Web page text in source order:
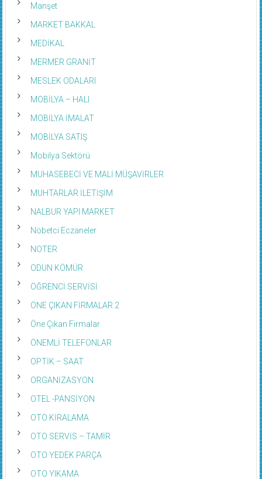
Manşet
MARKET BAKKAL
MEDİKAL
MERMER GRANİT
MESLEK ODALARI
MOBİLYA – HALI
MOBİLYA İMALAT
MOBİLYA SATIŞ
Mobilya Sektörü
MUHASEBECİ VE MALİ MÜŞAVİRLER
MUHTARLAR İLETİŞİM
NALBUR YAPI MARKET
Nöbetci Eczaneler
NOTER
ODUN KÖMÜR
ÖĞRENCİ SERVİSİ
ÖNE ÇIKAN FİRMALAR 2
Öne Çıkan Firmalar
ÖNEMLİ TELEFONLAR
OPTİK – SAAT
ORGANİZASYON
OTEL -PANSİYON
OTO KİRALAMA
OTO SERVİS – TAMİR
OTO YEDEK PARÇA
OTO YIKAMA